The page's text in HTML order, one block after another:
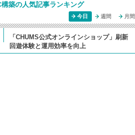
構築の人気記事ランキング
今日 週間 月間
「CHUMS公式オンラインショップ」刷新
回遊体験と運用効率を向上